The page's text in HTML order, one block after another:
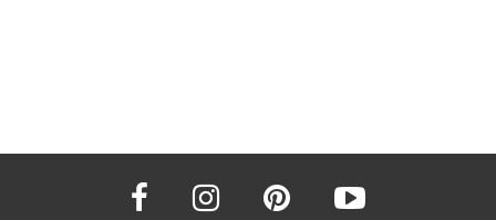
facebook instagram